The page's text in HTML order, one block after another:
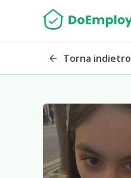
arrow_back Torna indietro